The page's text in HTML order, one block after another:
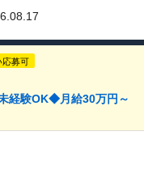
応募可
経験OK◆月給30万円～